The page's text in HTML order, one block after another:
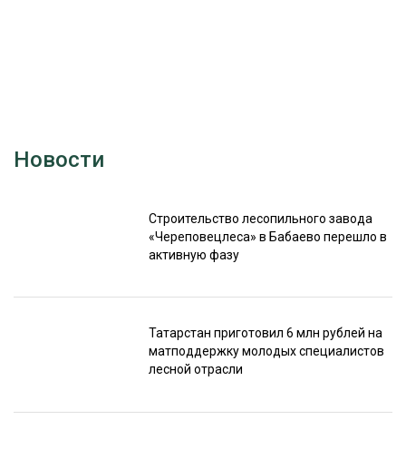
Новости
Строительство лесопильного завода
«Череповецлеса» в Бабаево перешло в
активную фазу
Татарстан приготовил 6 млн рублей на
матподдержку молодых специалистов
лесной отрасли